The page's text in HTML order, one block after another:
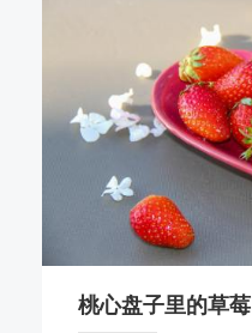
桃心盘子里的草莓